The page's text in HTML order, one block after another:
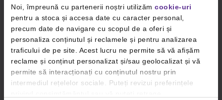
Noi, împreună cu partenerii noștri utilizăm cookie-uri
pentru a stoca și accesa date cu caracter personal,
precum date de navigare cu scopul de a oferi și
personaliza conținutul și reclamele și pentru analizarea
traficului de pe site. Acest lucru ne permite să vă afișăm
reclame și conținut personalizat și/sau geolocalizat și vă
permite să interacționați cu conținutul nostru prin
intermediul rețelelor sociale. Puteți revizui preferințele